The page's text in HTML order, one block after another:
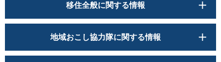
移住全般に関する情報
地域おこし協力隊に関する情報